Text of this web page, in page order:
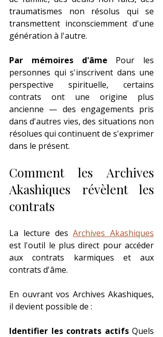
traumatismes non résolus qui se
transmettent inconsciemment d'une
génération à l'autre.
Par mémoires d'âme Pour les
personnes qui s'inscrivent dans une
perspective spirituelle, certains
contrats ont une origine plus
ancienne — des engagements pris
dans d'autres vies, des situations non
résolues qui continuent de s'exprimer
dans le présent.
Comment les Archives
Akashiques révèlent les
contrats
La lecture des Archives Akashiques
est l'outil le plus direct pour accéder
aux contrats karmiques et aux
contrats d'âme.
En ouvrant vos Archives Akashiques,
il devient possible de :
Identifier les contrats actifs Quels